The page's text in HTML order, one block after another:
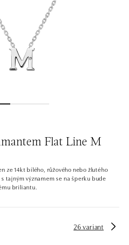
Flat Line M
ze 14kt bílého, růžového nebo žlutého
tajným významem se na šperku bude
briliantu.
26 variant